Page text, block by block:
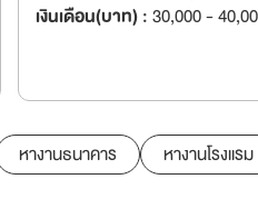
เงินเดือน(บาท) :30,000 -
หางานธนาคาร หางานโรงแรม